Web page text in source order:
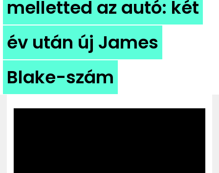
DIVAT
HIP
KULT
UTCA
melletted az autó: két
év után új James
Blake-szám